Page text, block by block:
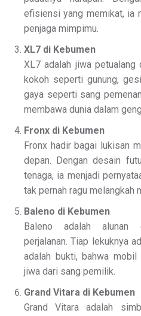
efisiensi yang memikat, ia
penjaga mimpimu.
XL7 di Kebumen
XL7 adalah jiwa petualang
kokoh seperti gunung,
gaya seperti sang
membawa dunia dalam
Fronx di Kebumen
Fronx hadir bagai lukisan
depan. Dengan desain
tenaga, ia menjadi
tak pernah ragu melangkah
Baleno di Kebumen
Baleno adalah alunan
perjalanan. Tiap lekuknya
adalah bukti, bahwa mobil
jiwa dari sang pemilik.
Grand Vitara di Kebumen
Grand Vitara adalah